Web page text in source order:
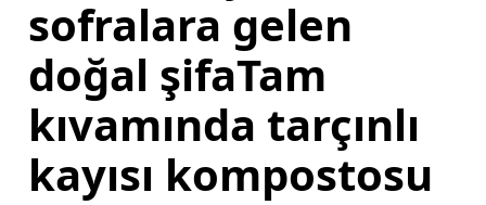
sofralara gelen
doğal şifaTam
kıvamında tarçınlı
kayısı kompostosu